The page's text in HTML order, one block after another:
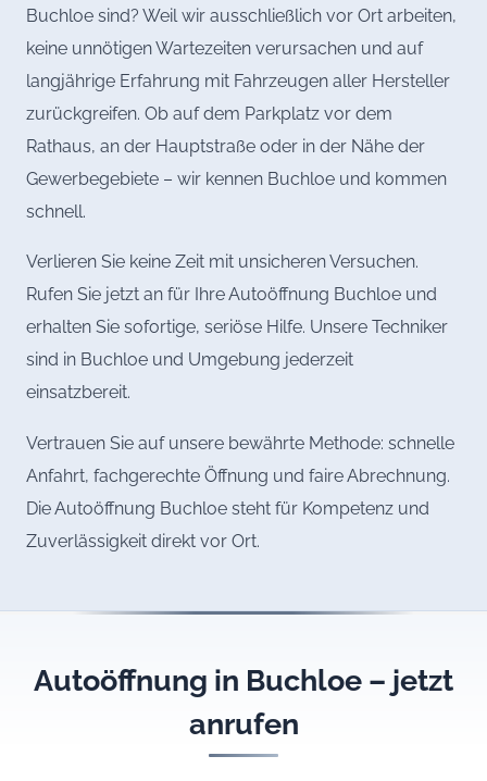
Buchloe sind? Weil wir ausschließlich vor Ort arbeiten,
keine unnötigen Wartezeiten verursachen und auf
langjährige Erfahrung mit Fahrzeugen aller Hersteller
zurückgreifen. Ob auf dem Parkplatz vor dem
Rathaus, an der Hauptstraße oder in der Nähe der
Gewerbegebiete – wir kennen Buchloe und kommen
schnell.
Verlieren Sie keine Zeit mit unsicheren Versuchen.
Rufen Sie jetzt an für Ihre Autoöffnung Buchloe und
erhalten Sie sofortige, seriöse Hilfe. Unsere Techniker
sind in Buchloe und Umgebung jederzeit
einsatzbereit.
Vertrauen Sie auf unsere bewährte Methode: schnelle
Anfahrt, fachgerechte Öffnung und faire Abrechnung.
Die Autoöffnung Buchloe steht für Kompetenz und
Zuverlässigkeit direkt vor Ort.
Autoöffnung in Buchloe – jetzt
anrufen